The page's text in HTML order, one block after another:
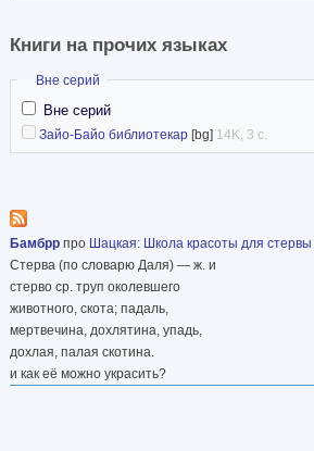
Книги на прочих языках
Скрыть
Вне серий
Вне серий
Зайо-Байо библиотекар [bg] 14K, 3 с.
Бамбрр про Шацкая: Школа красоты для стервы
Стерва (по словарю Даля) — ж. и
стерво ср. труп околевшего
животного, скота; падаль,
мертвечина, дохлятина, упадь,
дохлая, палая скотина.
и как её можно украсить?